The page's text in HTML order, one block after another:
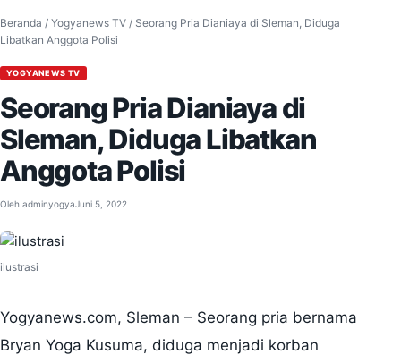
Beranda / Yogyanews TV / Seorang Pria Dianiaya di Sleman, Diduga
Libatkan Anggota Polisi
YOGYANEWS TV
Seorang Pria Dianiaya di
Sleman, Diduga Libatkan
Anggota Polisi
Oleh adminyogyaJuni 5, 2022
ilustrasi
Yogyanews.com, Sleman – Seorang pria bernama
Bryan Yoga Kusuma, diduga menjadi korban